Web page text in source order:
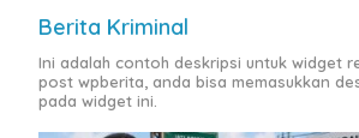
Berita Kriminal
Ini adalah contoh deskripsi untuk widget
post wpberita, anda bisa memasukkan
pada widget ini.